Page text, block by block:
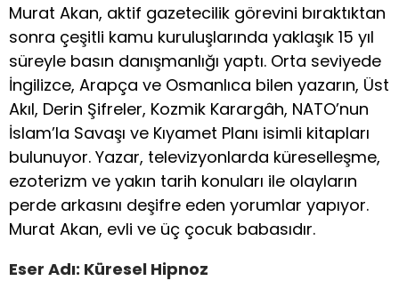
Murat Akan, aktif gazetecilik görevini bıraktıktan
sonra çeşitli kamu kuruluşlarında yaklaşık 15 yıl
süreyle basın danışmanlığı yaptı. Orta seviyede
İngilizce, Arapça ve Osmanlıca bilen yazarın, Üst
Akıl, Derin Şifreler, Kozmik Karargâh, NATO’nun
İslam’la Savaşı ve Kıyamet Planı isimli kitapları
bulunuyor. Yazar, televizyonlarda küreselleşme,
ezoterizm ve yakın tarih konuları ile olayların
perde arkasını deşifre eden yorumlar yapıyor.
Murat Akan, evli ve üç çocuk babasıdır.
Eser Adı: Küresel Hipnoz